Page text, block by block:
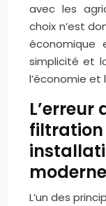
avec les
choix n’est
économique
simplicité et
l’économie et
L’erreur
filtration
L’un des